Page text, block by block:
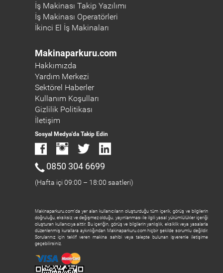
İş Makinası Takip Yazılımı
İş Makinası Operatörleri
İkinci El İş Makinaları
Makinaparkuru.com
Hakkımızda
Yardım Merkezi
Sektörel Haberler
Kullanım Koşulları
Gizlilik Politikası
İletişim
Sosyal Medya'da Takip Edin
0850 304 6699
(Hafta içi 09:00 – 18:00 saatleri)
Makinaparkuru.com'da yer alan kullanıcıların oluşturduğu tüm içerik, görüş ve bilgilerin
doğruluğu, eksiksiz ve değişmez olduğu, yayınlanması ile ilgili yasal yükümlülükler içeriği
oluşturan kullanıcıya aittir. Bu içeriğin, görüş ve bilgilerin yanlışlık, eksiklik veya yasalarla
düzenlenmiş kurallara aykırılığından Makinaparkuru.com hiçbir şekilde sorumlu değildir.
Sorularınız için teklif veren makina sahibi veya talepte bulunan işverenle iletişime
geçebilirsiniz.